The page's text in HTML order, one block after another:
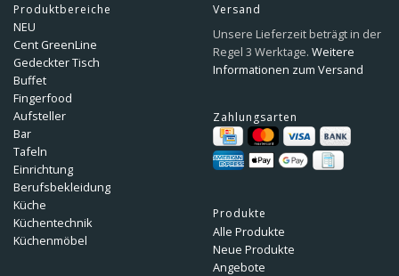
Produktbereiche
NEU
Cent GreenLine
Gedeckter Tisch
Buffet
Fingerfood
Aufsteller
Bar
Tafeln
Einrichtung
Berufsbekleidung
Küche
Küchentechnik
Küchenmöbel
Versand
Unsere Lieferzeit beträgt in der
Regel 3 Werktage. Weitere
Informationen zum Versand
Zahlungsarten
Produkte
Alle Produkte
Neue Produkte
Angebote